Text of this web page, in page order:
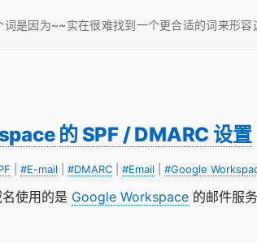
是因为~~实在很难找到一个更合适的词来形
的 SPF / DMARC 设置
#E-mail #DMARC #Email #Google
使用的是 Google Workspace 的邮件服